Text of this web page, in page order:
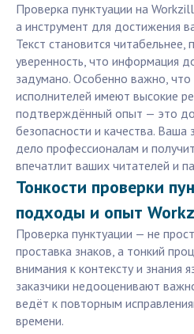
Проверка пунктуации на
а инструмент для достижения
Текст становится читабельнее,
уверенность, что информация
задумано. Особенно важно,
исполнителей имеют высокие
подтверждённый опыт — это
безопасности и качества.
дело профессионалам и
впечатлит ваших читателей и
Тонкости проверки
подходы и опыт
Проверка пунктуации — не
проставка знаков, а тонкий
внимания к контексту и знания
заказчики недооценивают
ведёт к повторным
времени.